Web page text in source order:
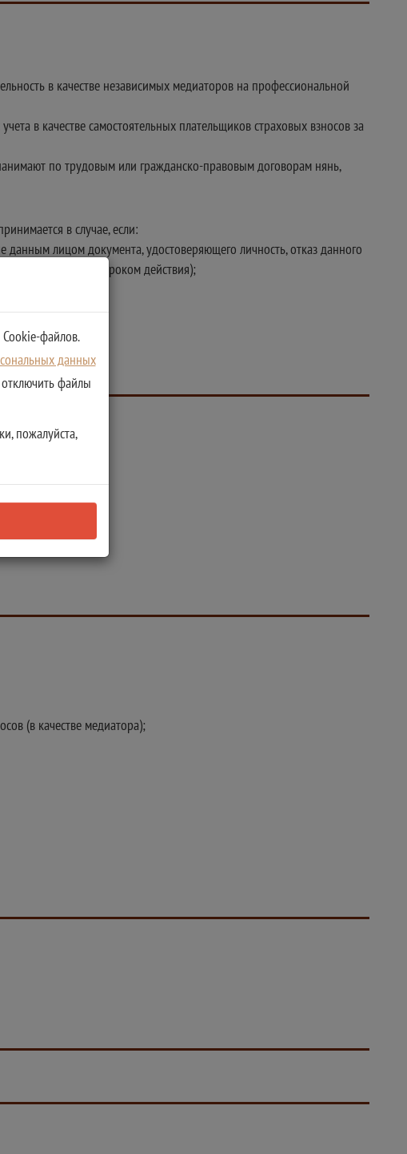
в качестве независимых медиаторов на профессиональной
в качестве самостоятельных плательщиков страховых взносов за
по трудовым или гражданско-правовым договорам нянь,
в случае, если:
данным лицом документа, удостоверяющего личность, отказ данного
с истекшим сроком действия);
органе
(в качестве медиатора);
файлов.
данных
файлы
пожалуйста,